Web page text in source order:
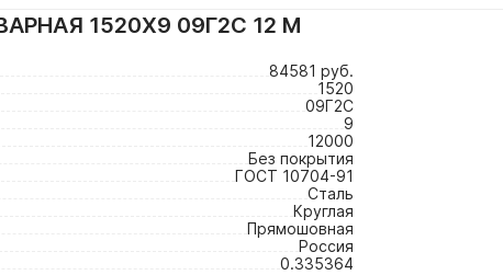
1520Х9 09Г2С 12 М
84581 руб.
1520
09Г2С
9
12000
Без покрытия
ГОСТ 10704-91
Сталь
Круглая
Прямошовная
Россия
0.335364